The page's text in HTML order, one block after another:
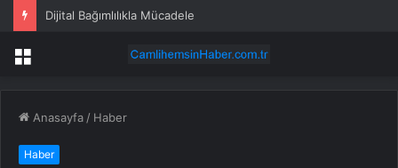
Dijital Bağımlılıkla Mücadele
Menü
Anasayfa / Haber
Haber